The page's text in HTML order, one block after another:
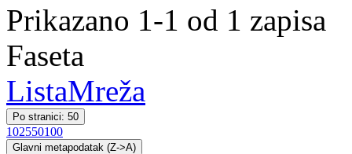
Prikazano 1-1 od 1 zapisa
Faseta
ListaMreža
Po stranici: 50
102550100
Glavni metapodatak (Z->A)